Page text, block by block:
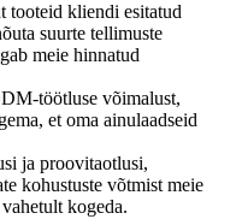
tooteid kliendi esitatud
suurte tellimuste
meie hinnatud
töötluse võimalust,
et oma ainulaadseid
ja proovitaotlusi,
kohustuste võtmist meie
kogeda.